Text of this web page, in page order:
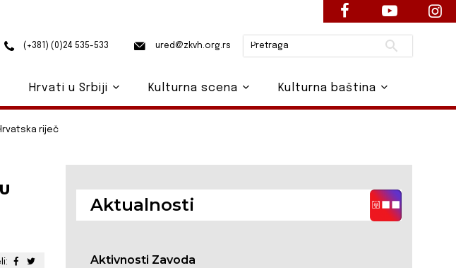
riječ
Aktualnosti
Aktivnosti Zavoda
(+381) (0)24 535-533 ured@zkvh.org.rs Pretraži
Hrvati u Srbiji Kulturna scena Kulturna baština